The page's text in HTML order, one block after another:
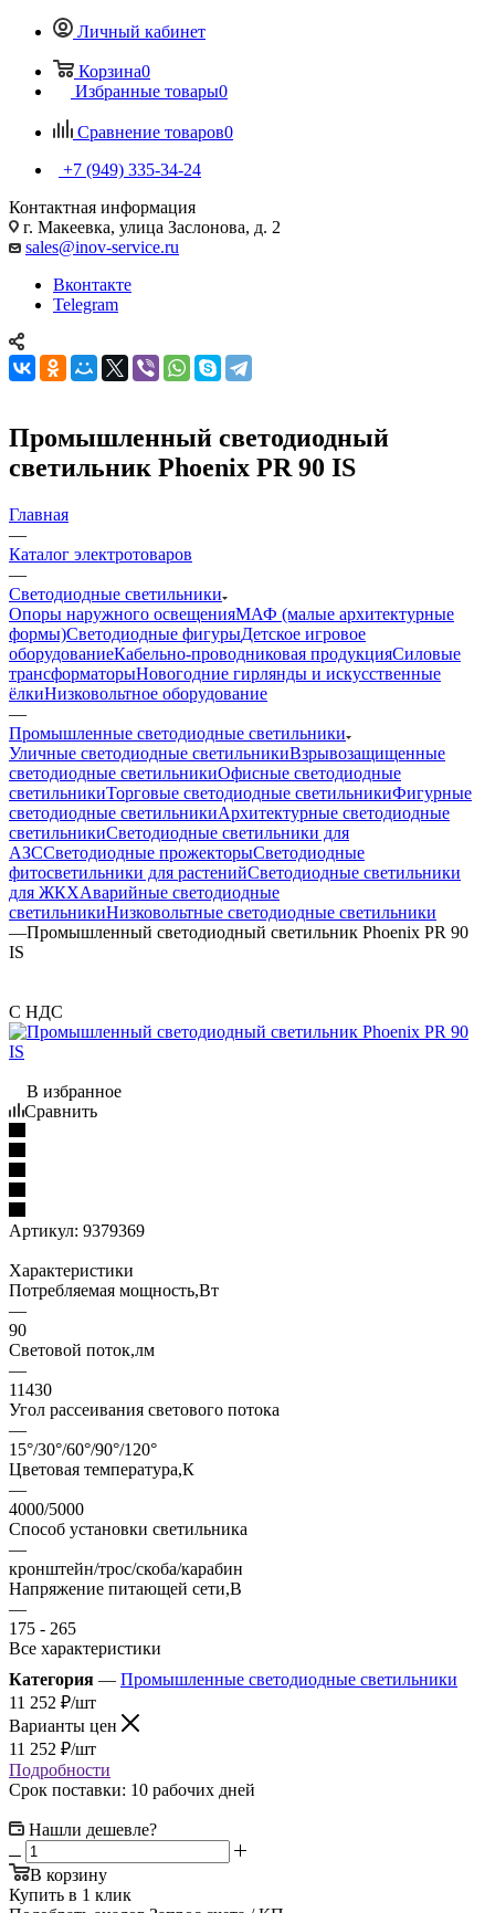
Личный кабинет
Корзина0
Избранные товары0
Сравнение товаров0
+7 (949) 335-34-24
Контактная информация
г. Макеевка, улица Заслонова, д. 2
sales@inov-service.ru
Вконтакте
Telegram
Промышленный светодиодный
светильник Phoenix PR 90 IS
Главная
—
Каталог электротоваров
—
Светодиодные светильники
Опоры наружного освещенияМАФ (малые архитектурные
формы)Светодиодные фигурыДетское игровое
оборудованиеКабельно-проводниковая продукцияСиловые
трансформаторыНовогодние гирлянды и искусственные
ёлкиНизковольтное оборудование
—
Промышленные светодиодные светильники
Уличные светодиодные светильникиВзрывозащищенные
светодиодные светильникиОфисные светодиодные
светильникиТорговые светодиодные светильникиФигурные
светодиодные светильникиАрхитектурные светодиодные
светильникиСветодиодные светильники для
АЗССветодиодные прожекторыСветодиодные
фитосветильники для растенийСветодиодные светильники
для ЖКХАварийные светодиодные
светильникиНизковольтные светодиодные светильники
—Промышленный светодиодный светильник Phoenix PR 90
IS
С НДС
В избранное
Сравнить
Артикул: 9379369
Характеристики
Потребляемая мощность,Вт
—
90
Световой поток,лм
—
11430
Угол рассеивания светового потока
—
15°/30°/60°/90°/120°
Цветовая температура,К
—
4000/5000
Способ установки светильника
—
кронштейн/трос/скоба/карабин
Напряжение питающей сети,В
—
175 - 265
Все характеристики
Категория — Промышленные светодиодные светильники
11 252 ₽/шт
Варианты цен
11 252 ₽/шт
Подробности
Срок поставки: 10 рабочих дней
Нашли дешевле?
В корзину
Купить в 1 клик